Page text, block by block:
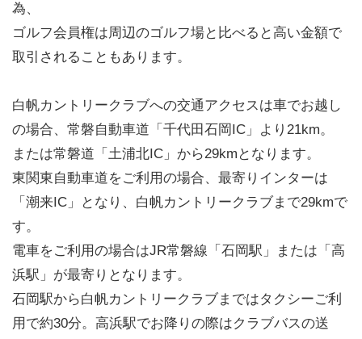
為、
ゴルフ会員権は周辺のゴルフ場と比べると高い金額で
取引されることもあります。
白帆カントリークラブへの交通アクセスは車でお越し
の場合、常磐自動車道「千代田石岡IC」より21km。
または常磐道「土浦北IC」から29kmとなります。
東関東自動車道をご利用の場合、最寄りインターは
「潮来IC」となり、白帆カントリークラブまで29kmで
す。
電車をご利用の場合はJR常磐線「石岡駅」または「高
浜駅」が最寄りとなります。
石岡駅から白帆カントリークラブまではタクシーご利
用で約30分。高浜駅でお降りの際はクラブバスの送